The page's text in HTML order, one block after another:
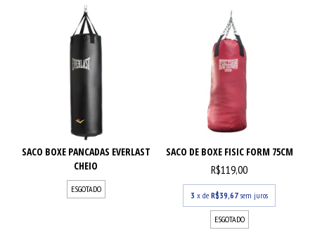
SACO BOXE PANCADAS EVERLAST
CHEIO
ESGOTADO
SACO DE BOXE FISIC FORM 75CM
R$119,00
3 x de R$39,67 sem juros
ESGOTADO